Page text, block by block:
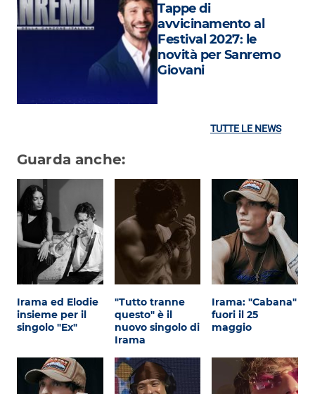
Tappe di
avvicinamento al
Festival 2027: le
novità per Sanremo
Giovani
TUTTE LE NEWS
Guarda anche:
Irama ed Elodie
insieme per il
singolo "Ex"
"Tutto tranne
questo" è il
nuovo singolo di
Irama
Irama: "Cabana"
fuori il 25
maggio